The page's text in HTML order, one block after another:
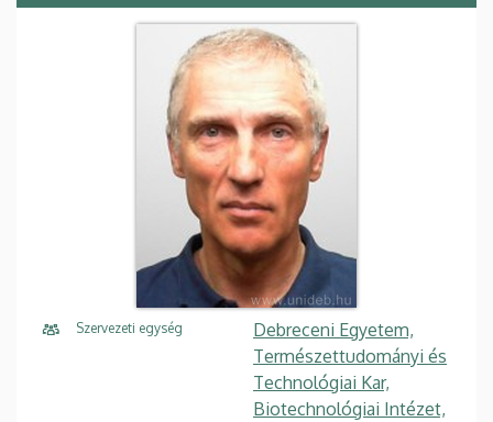
Szervezeti egység
Debreceni Egyetem,
Természettudományi és
Technológiai Kar,
Biotechnológiai Intézet,